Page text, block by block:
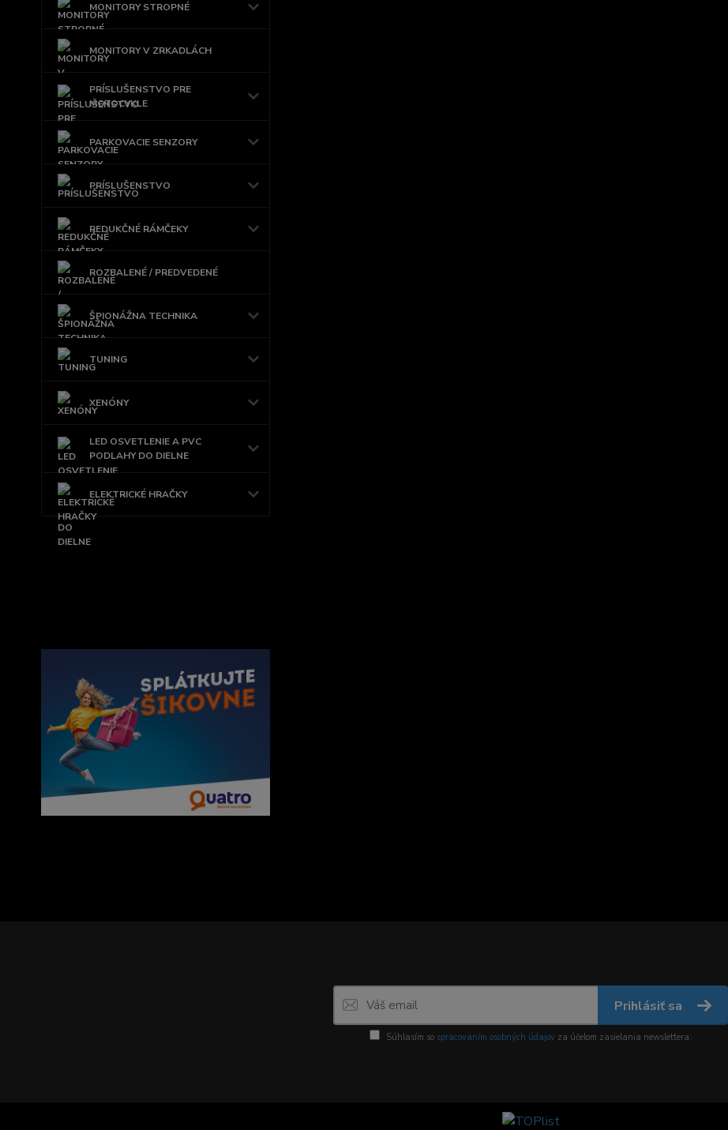
MONITORY STROPNÉ
MONITORY V ZRKADLÁCH
PRÍSLUŠENSTVO PRE
MOTOCYKLE
PARKOVACIE SENZORY
PRÍSLUŠENSTVO
REDUKČNÉ RÁMČEKY
ROZBALENÉ / PREDVEDENÉ
ŠPIONÁŽNA TECHNIKA
TUNING
XENÓNY
LED OSVETLENIE A PVC
PODLAHY DO DIELNE
ELEKTRICKÉ HRAČKY
Prihlásiť sa
Súhlasím so spracovaním osobných údajov za účelom zasielania newslettera.